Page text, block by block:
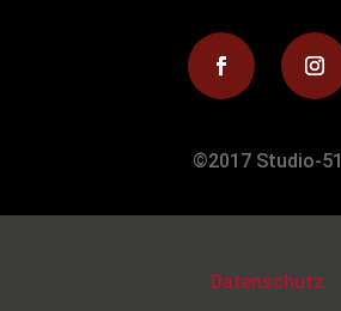
©2017 Studio-51
Datenschutz